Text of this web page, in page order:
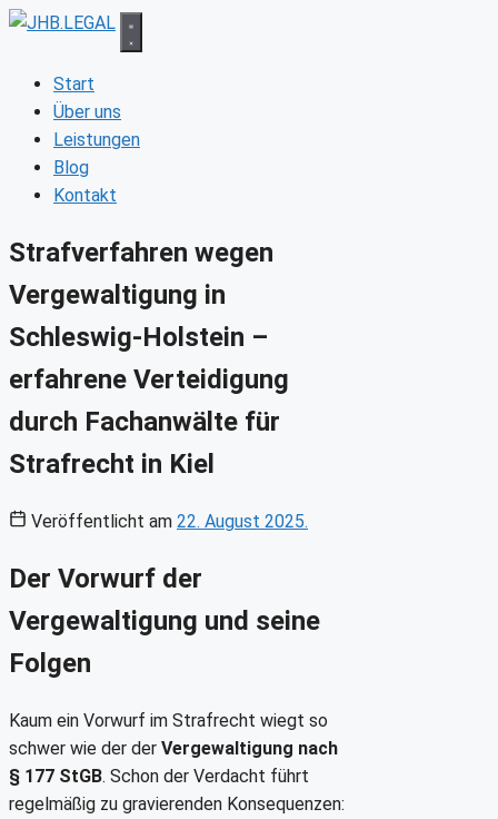
Zum
springenStart
Über uns
Leistungen
Blog
Kontakt
Strafverfahren wegen
Vergewaltigung in
Schleswig-Holstein –
erfahrene Verteidigung
durch Fachanwälte für
Strafrecht in Kiel
Veröffentlicht am 22. August 2025.
Der Vorwurf der
Vergewaltigung und seine
Folgen
Kaum ein Vorwurf im Strafrecht wiegt so
schwer wie der der Vergewaltigung nach
§ 177 StGB. Schon der Verdacht führt
regelmäßig zu gravierenden Konsequenzen: